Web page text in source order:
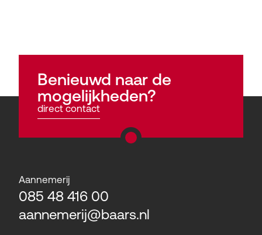
Benieuwd naar de
mogelijkheden?
direct contact
Aannemerij
085 48 416 00
aannemerij@baars.nl